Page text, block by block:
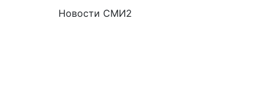
Новости СМИ2